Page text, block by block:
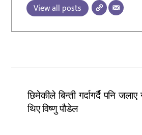
View all posts
छिमेकीले बिन्ती गर्दागर्दै पनि
थिए विष्णु पौडेल